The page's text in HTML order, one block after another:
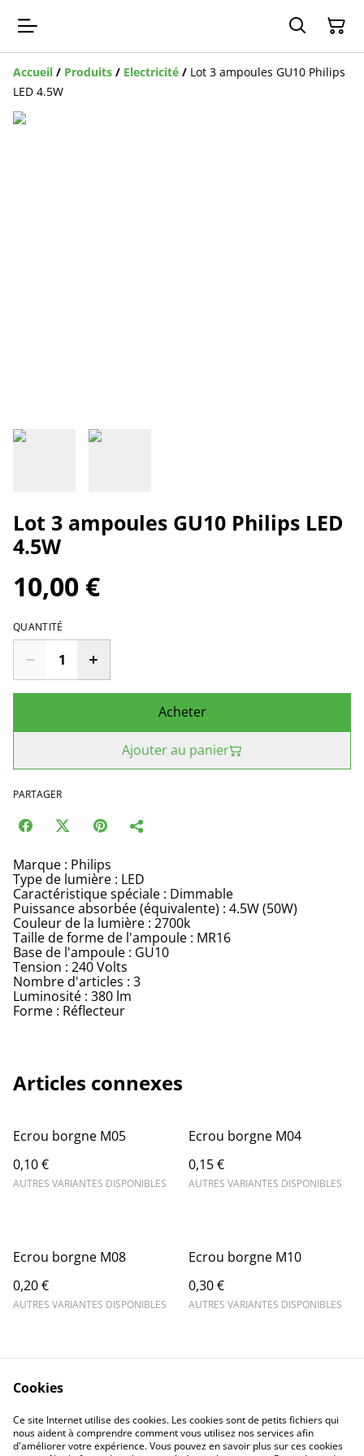
Accueil / Produits / Electricité / Lot 3 ampoules GU10 Philips
LED 4.5W
Lot 3 ampoules GU10 Philips LED
4.5W
10,00 €
QUANTITÉ
Acheter
Ajouter au panier
PARTAGER
Marque : Philips
Type de lumière : LED
Caractéristique spéciale : Dimmable
Puissance absorbée (équivalente) : 4.5W (50W)
Couleur de la lumière : 2700k
Taille de forme de l'ampoule : MR16
Base de l'ampoule : GU10
Tension : 240 Volts
Nombre d'articles : 3
Luminosité : 380 lm
Forme : Réflecteur
Articles connexes
Ecrou borgne M05
0,10 €
AUTRES VARIANTES DISPONIBLES
Ecrou borgne M04
0,15 €
AUTRES VARIANTES DISPONIBLES
Ecrou borgne M08
0,20 €
AUTRES VARIANTES DISPONIBLES
Ecrou borgne M10
0,30 €
AUTRES VARIANTES DISPONIBLES
Contactez-nous
Conditions
Politique de
Politique de cookies
Cookies
Ce site Internet utilise des cookies. Les cookies sont de petits fichiers qui
nous aident à comprendre comment vous utilisez nos services afin
d'améliorer votre expérience. Vous pouvez en savoir plus sur ces cookies